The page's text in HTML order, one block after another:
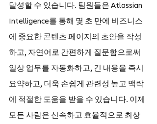
달성할 수 있습니다. 팀원들은 Atlassian
Intelligence를 통해 몇 초 만에 비즈니스
에 중요한 콘텐츠 페이지의 초안을 작성
하고, 자연어로 간편하게 질문함으로써
일상 업무를 자동화하고, 긴 내용을 즉시
요약하고, 더욱 손쉽게 관련성 높고 맥락
에 적절한 도움을 받을 수 있습니다. 이제
모든 사람은 신속하고 효율적으로 최상